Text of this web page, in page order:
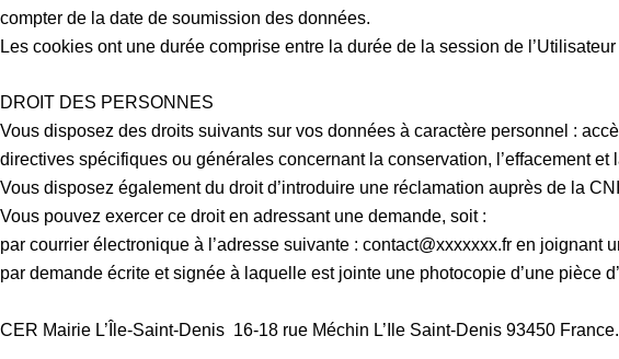
compter de la date de soumission des données.
Les cookies ont une durée comprise entre la durée de la session de
DROIT DES PERSONNES
Vous disposez des droits suivants sur vos données à caractère personnel :
directives spécifiques ou générales concernant la conservation, l’effacement
Vous disposez également du droit d’introduire une réclamation auprès de la
Vous pouvez exercer ce droit en adressant une demande, soit :
par courrier électronique à l’adresse suivante : contact@xxxxxxx.fr en joignant
par demande écrite et signée à laquelle est jointe une photocopie d’une pièce
CER Mairie L’Île-Saint-Denis 16-18 rue Méchin L’Ile Saint-Denis 93450 France.